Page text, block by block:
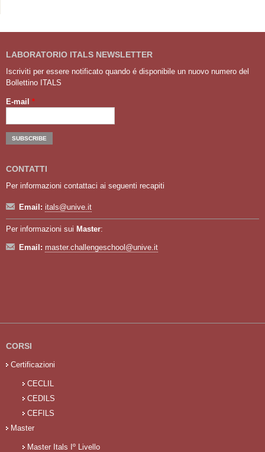
LABORATORIO ITALS NEWSLETTER
Iscriviti per essere notificato quando é disponibile un nuovo numero del
Bollettino ITALS
E-mail *
CONTATTI
Per informazioni contattaci ai seguenti recapiti
Email: itals@unive.it
Per informazioni sui Master:
Email: master.challengeschool@unive.it
CORSI
Certificazioni
CECLIL
CEDILS
CEFILS
Master
Master Itals Iº Livello